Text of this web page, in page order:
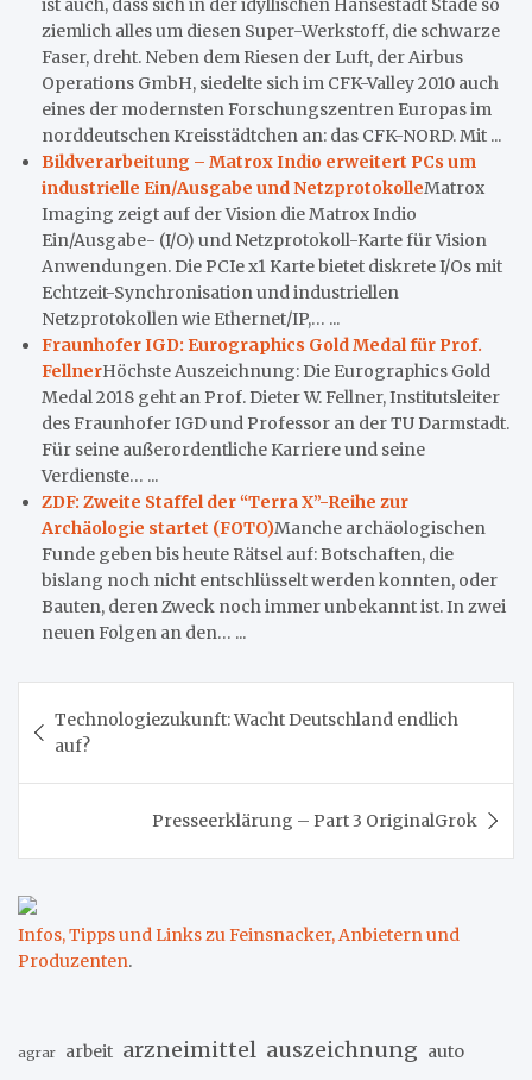
ist auch, dass sich in der idyllischen Hansestadt Stade so
ziemlich alles um diesen Super-Werkstoff, die schwarze
Faser, dreht. Neben dem Riesen der Luft, der Airbus
Operations GmbH, siedelte sich im CFK-Valley 2010 auch
eines der modernsten Forschungszentren Europas im
norddeutschen Kreisstädtchen an: das CFK-NORD. Mit ...
Bildverarbeitung – Matrox Indio erweitert PCs um
industrielle Ein/Ausgabe und NetzprotokolleMatrox
Imaging zeigt auf der Vision die Matrox Indio
Ein/Ausgabe- (I/O) und Netzprotokoll-Karte für Vision
Anwendungen. Die PCIe x1 Karte bietet diskrete I/Os mit
Echtzeit-Synchronisation und industriellen
Netzprotokollen wie Ethernet/IP,… ...
Fraunhofer IGD: Eurographics Gold Medal für Prof.
FellnerHöchste Auszeichnung: Die Eurographics Gold
Medal 2018 geht an Prof. Dieter W. Fellner, Institutsleiter
des Fraunhofer IGD und Professor an der TU Darmstadt.
Für seine außerordentliche Karriere und seine
Verdienste… ...
ZDF: Zweite Staffel der “Terra X”-Reihe zur
Archäologie startet (FOTO)Manche archäologischen
Funde geben bis heute Rätsel auf: Botschaften, die
bislang noch nicht entschlüsselt werden konnten, oder
Bauten, deren Zweck noch immer unbekannt ist. In zwei
neuen Folgen an den… ...
Technologiezukunft: Wacht Deutschland endlich
auf?
Presseerklärung – Part 3 OriginalGrok
Infos, Tipps und Links zu Feinsnacker, Anbietern und
Produzenten.
agrar arbeit arzneimittel auszeichnung auto